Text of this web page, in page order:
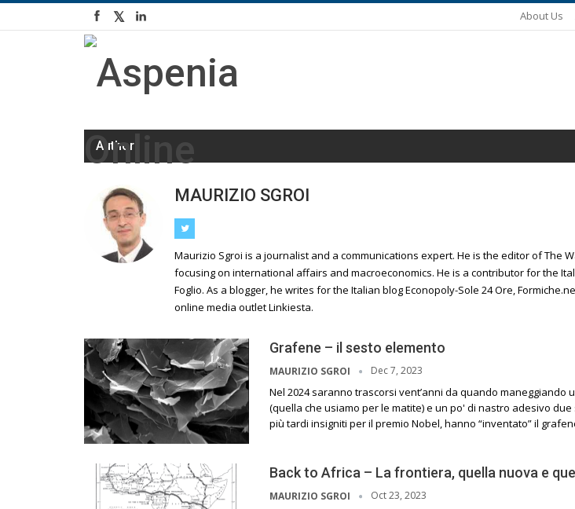
About Us
Author
MAURIZIO SGROI
Maurizio Sgroi is a journalist and a communications expert. He is the editor of The
focusing on international affairs and macroeconomics. He is a contributor for the
Foglio. As a blogger, he writes for the Italian blog Econopoly-Sole 24 Ore,
online media outlet Linkiesta.
Grafene – il sesto elemento
MAURIZIO SGROI Dec 7, 2023
Nel 2024 saranno trascorsi vent’anni da quando maneggiando
(quella che usiamo per le matite) e un po' di nastro adesivo due
più tardi insigniti per il premio Nobel, hanno “inventato” il
Back to Africa – La frontiera, quella nuova e
MAURIZIO SGROI Oct 23, 2023